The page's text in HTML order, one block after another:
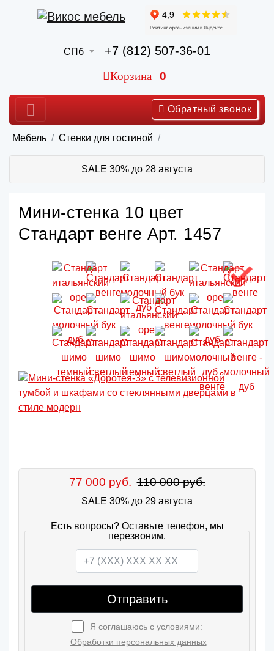
СПб +7 (812) 507-36-01
Корзина 0
Обратный звонок
Мебель Стенки для гостиной
SALE 30% до 28 августа
Мини-стенка 10 цвет
Стандарт венге Арт. 1457
77 000 руб. 110 000 руб.
SALE 30% до 29 августа
Есть вопросы? Оставьте телефон, мы
перезвоним.
Отправить
Я соглашаюсь с условиями:
Обработки персональных данных